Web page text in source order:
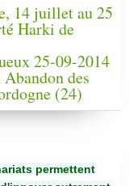
14 juillet au 25
Harki de
25-09-2014
des
(24)
permettent